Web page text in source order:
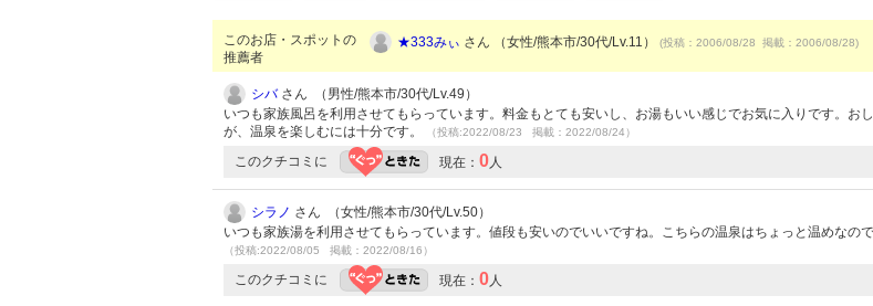
このお店・スポットの
推薦者
★333みぃ さん （女性/熊本市/30代/Lv.11） (投稿：2006/08/28 掲載：2006/08/28)
シバさん （男性/熊本市/30代/Lv.49）
いつも家族風呂を利用させてもらっています。料金もとても安いし、お湯もいい感じでお気に入りです。お
が、温泉を楽しむには十分です。
（投稿:2022/08/23 掲載：2022/08/24）
このクチコミに 現在： 0 人
シラノ さん （女性/熊本市/30代/Lv.50）
いつも家族湯を利用させてもらっています。値段も安いのでいいですね。こちらの温泉はちょっと温めなの
（投稿:2022/08/05 掲載：2022/08/16）
このクチコミに 現在： 0 人